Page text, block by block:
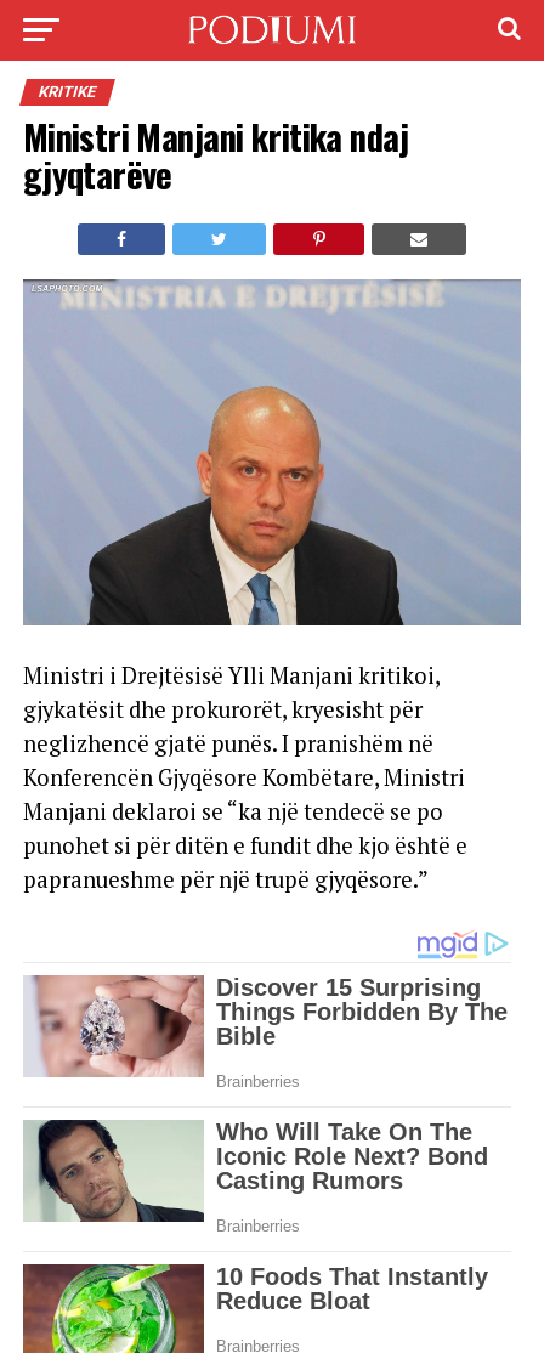
KRITIKE
Ministri Manjani kritika ndaj
gjyqtarëve
Ministri i Drejtësisë Ylli Manjani kritikoi,
gjykatësit dhe prokurorët, kryesisht për
neglizhencë gjatë punës. I pranishëm në
Konferencën Gjyqësore Kombëtare, Ministri
Manjani deklaroi se “ka një tendecë se po
punohet si për ditën e fundit dhe kjo është e
papranueshme për një trupë gjyqësore.”